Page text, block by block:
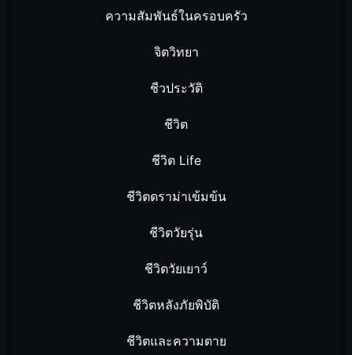
ความสัมพันธ์ในครอบครัว
จิตวิทยา
ชีวประวัติ
ชีวิต
ชีวิต Life
ชีวิตดราม่าเข้มข้น
ชีวิตวัยรุ่น
ชีวิตวัยเยาว์
ชีวิตหลังภัยพิบัติ
ชีวิตและความตาย